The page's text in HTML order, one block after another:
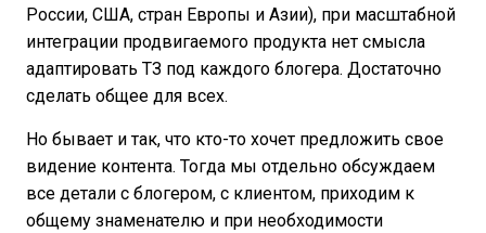
России, США, стран Европы и Азии), при масштабной
интеграции продвигаемого продукта нет смысла
адаптировать ТЗ под каждого блогера. Достаточно
сделать общее для всех.
Но бывает и так, что кто-то хочет предложить свое
видение контента. Тогда мы отдельно обсуждаем
все детали с блогером, с клиентом, приходим к
общему знаменателю и при необходимости